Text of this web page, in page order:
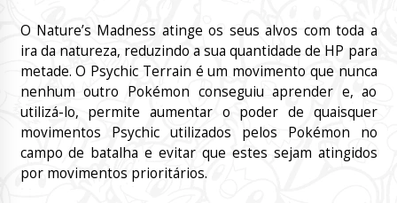
O Nature’s Madness atinge os seus alvos com toda a
ira da natureza, reduzindo a sua quantidade de HP para
metade. O Psychic Terrain é um movimento que nunca
nenhum outro Pokémon conseguiu aprender e, ao
utilizá-lo, permite aumentar o poder de quaisquer
movimentos Psychic utilizados pelos Pokémon no
campo de batalha e evitar que estes sejam atingidos
por movimentos prioritários.